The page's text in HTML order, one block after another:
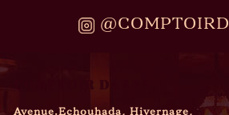
COMPTOIR DARNA
Avenue.Echouhada, Hivernage,